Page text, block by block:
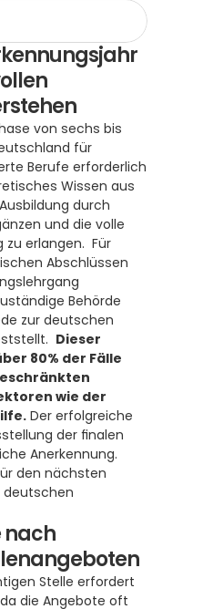
von sechs bis
für
Berufe erforderlich
Wissen aus
durch
und die volle
erlangen.  Für
Abschlüssen
Behörde
zur deutschen
Dieser
80% der Fälle
wie der
Der erfolgreiche
der finalen
Anerkennung.
den nächsten
deutschen
nach
Stelle erfordert
die Angebote oft